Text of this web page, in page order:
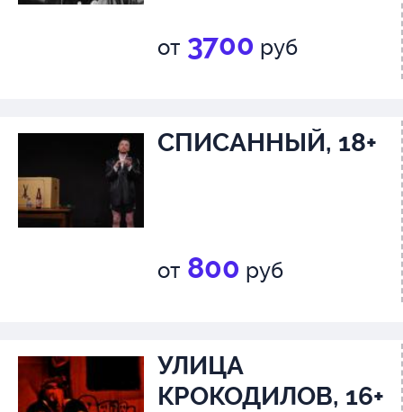
от 3700 руб
СПИСАННЫЙ, 18+
от 800 руб
УЛИЦА
КРОКОДИЛОВ, 16+